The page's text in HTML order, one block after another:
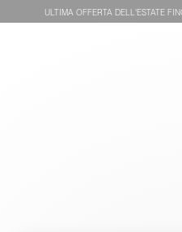
ULTIMA OFFERTA DELL'ESTATE